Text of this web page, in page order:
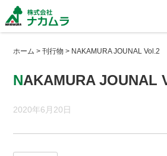
ホーム >刊行物 > NAKAMURA JOUNAL Vol.2
NAKAMURA JOUNAL
2020年6月20日